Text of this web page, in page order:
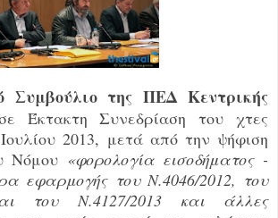
Συμβούλιο της ΠΕΔ Κεντρικής
Έκτακτη Συνεδρίαση του χτες
2013, μετά από την ψήφιση
Νόμου «φορολογία εισοδήματος -
εφαρμογής του Ν.4046/2012, του
του Ν.4127/2013 και άλλες